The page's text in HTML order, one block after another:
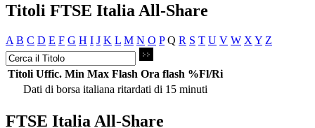
Titoli FTSE Italia All-Share
A B C D E F G H I J K L M N O P Q R S T U V W X Y Z
Titoli Uffic. Min Max Flash Ora flash %Fl/Ri
Dati di borsa italiana ritardati di 15 minuti
FTSE Italia All-Share